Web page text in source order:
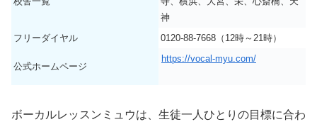
神
フリーダイヤル
0120-88-7668（12時～21時）
公式ホームページ
https://vocal-myu.com/
ボーカルレッスンミュウは、生徒一人ひとりの目標に合わ